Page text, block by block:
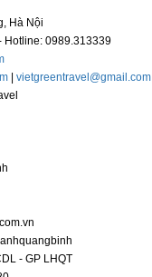
Hà Nội
Hotline: 0989.313339
vietgreentravel@gmail.com
- GP LHQT